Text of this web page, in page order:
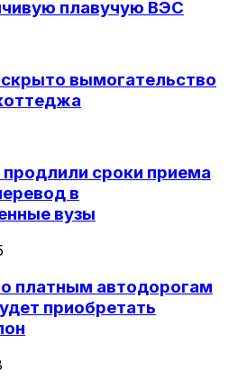
плавучую ВЭС
вымогательство
продлили сроки приема
в
вузы
платным автодорогам
приобретать